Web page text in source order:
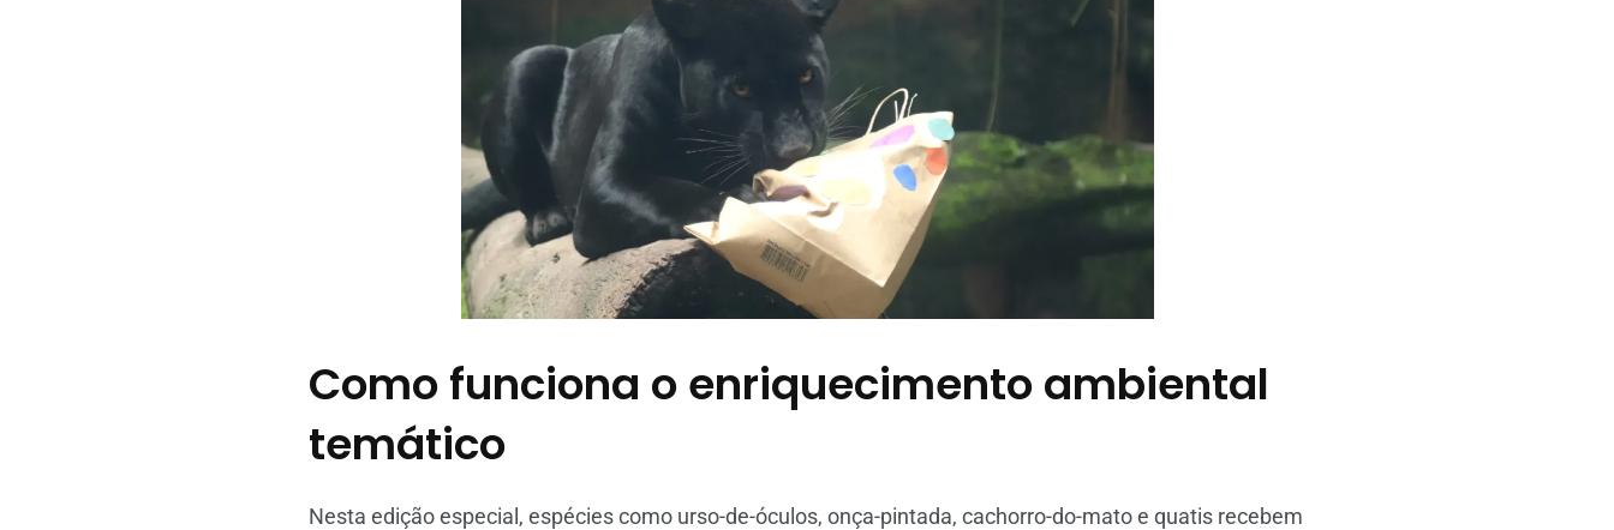
Como funciona o enriquecimento ambiental
temático
Nesta edição especial, espécies como urso-de-óculos, onça-pintada, cachorro-do-mato e quatis recebem